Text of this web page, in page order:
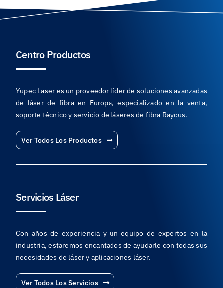
Centro Productos
Yupec Laser es un proveedor líder de soluciones avanzadas
de láser de fibra en Europa, especializado en la venta,
soporte técnico y servicio de láseres de fibra Raycus.
Ver Todos Los Productos
Servicios Láser
Con años de experiencia y un equipo de expertos en la
industria, estaremos encantados de ayudarle con todas sus
necesidades de láser y aplicaciones láser.
Ver Todos Los Servicios